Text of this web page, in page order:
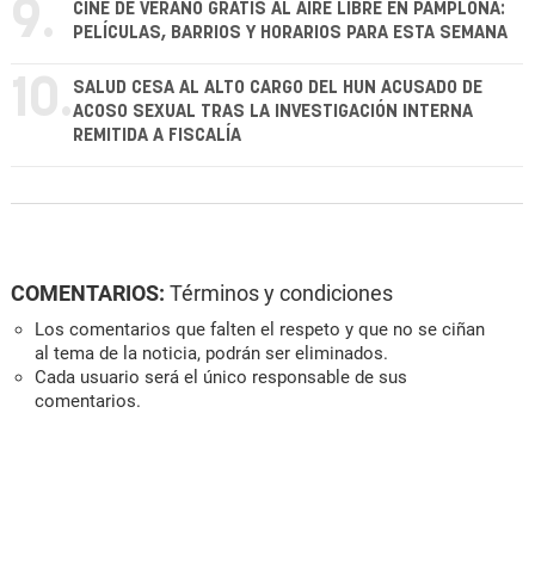
9.
CINE DE VERANO GRATIS AL AIRE LIBRE EN PAMPLONA:
PELÍCULAS, BARRIOS Y HORARIOS PARA ESTA SEMANA
10. SALUD CESA AL ALTO CARGO DEL HUN ACUSADO DE
ACOSO SEXUAL TRAS LA INVESTIGACIÓN INTERNA
REMITIDA A FISCALÍA
COMENTARIOS: Términos y condiciones
Los comentarios que falten el respeto y que no se ciñan
al tema de la noticia, podrán ser eliminados.
Cada usuario será el único responsable de sus
comentarios.